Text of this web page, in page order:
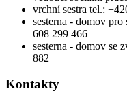
vrchní sestra tel.:
sesterna - domov
608 299 466
sesterna - domov se
882
Kontakty